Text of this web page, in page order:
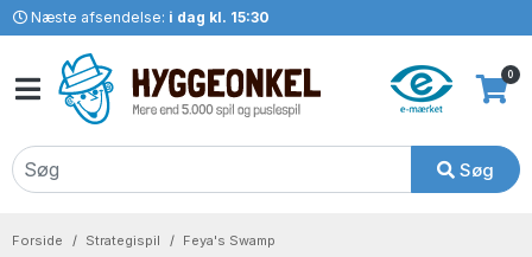
Næste afsendelse: i dag kl. 15:30
Søg
0
Forside Strategispil Feya's Swamp